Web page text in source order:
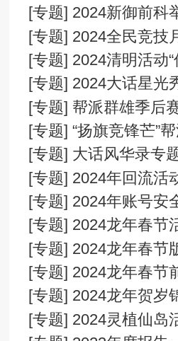
[专题] “话说
[专题] 2024
[专题] 2024
[专题] 2024
[专题] 2024
[专题] 2024清
[专题] 2024
[专题] 帮派群
[专题] “扬旗
[专题] 大话风
[专题] 2024
[专题] 2024